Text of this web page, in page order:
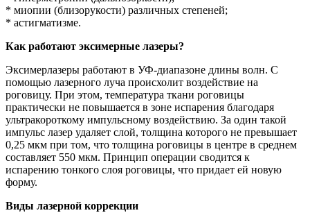
* миопии (близорукости) различных степеней;
* астигматизме.
Как работают эксимерные лазеры?
Эксимерлазеры работают в УФ-диапазоне длины волн. С
помощью лазерного луча происхолит воздействие на
роговицу. При этом, температура ткани роговицы
практически не повышается в зоне испарения благодаря
ультракороткому импульсному воздействию. За один такой
импульс лазер удаляет слой, толщина которого не превышает
0,25 мкм при том, что толщина роговицы в центре в среднем
составляет 550 мкм. Принцип операции сводится к
испарению тонкого слоя роговицы, что придает ей новую
форму.
Виды лазерной коррекции